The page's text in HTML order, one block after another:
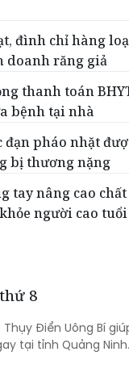
đình chỉ hàng
doanh răng giả
thanh toán
bệnh tại nhà
đạn pháo nhặt
bị thương nặng
tay nâng cao
người cao tuổi
8
Điển Uông Bí
tại tỉnh Quảng